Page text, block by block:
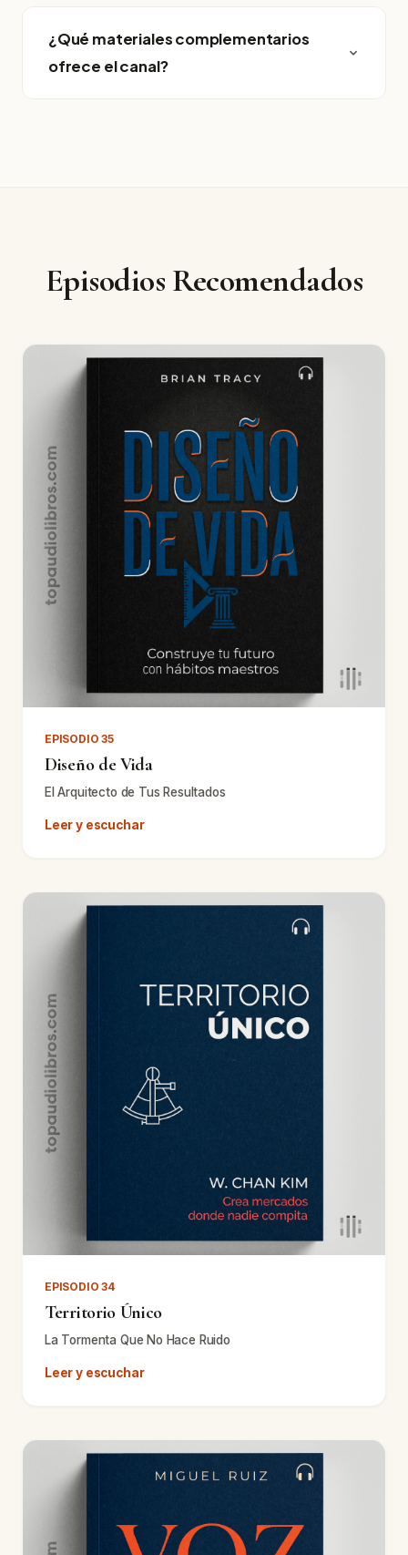
¿Qué materiales complementarios
ofrece el canal?
Episodios Recomendados
EPISODIO 35
Diseño de Vida
El Arquitecto de Tus Resultados
Leer y escuchar
EPISODIO 34
Territorio Único
La Tormenta Que No Hace Ruido
Leer y escuchar